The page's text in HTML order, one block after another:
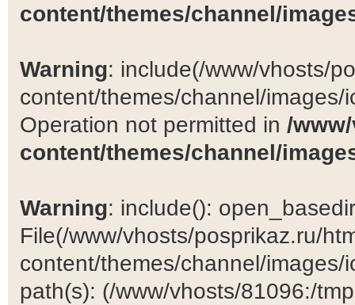
content/themes/channel/
Warning: include(/www/vhosts/
content/themes/channel/
Operation not permitted in /
content/themes/channel/
Warning: include():
File(/www/vhosts/posprikaz.ru/
content/themes/channel/
path(s): (/www/vhosts/81096:/